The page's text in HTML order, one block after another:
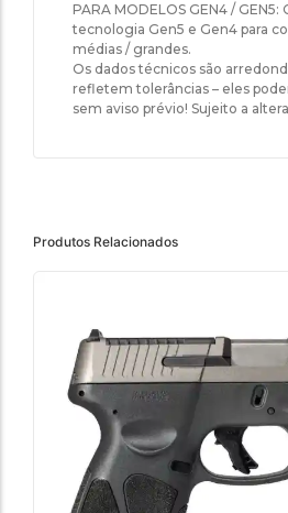
PARA MODELOS GEN4 / GEN5:
tecnologia Gen5 e Gen4 para
médias / grandes.
Os dados técnicos são
refletem tolerâncias – eles
sem aviso prévio! Sujeito a
Produtos Relacionados